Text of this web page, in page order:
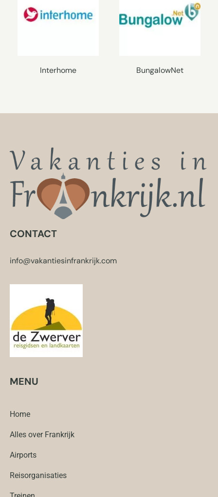
Interhome BungalowNet
CONTACT
info@vakantiesinfrankrijk.com
MENU
Home
Alles over Frankrijk
Airports
Reisorganisaties